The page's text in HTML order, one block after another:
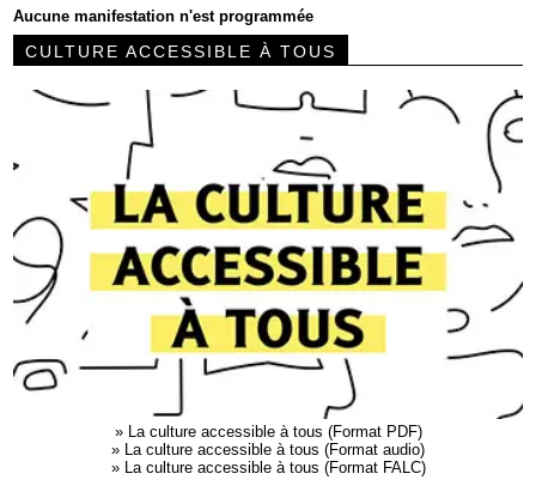
Aucune manifestation n'est programmée
CULTURE ACCESSIBLE À TOUS
»
La culture accessible à tous (Format PDF)
»
La culture accessible à tous (Format audio)
»
La culture accessible à tous (Format FALC)